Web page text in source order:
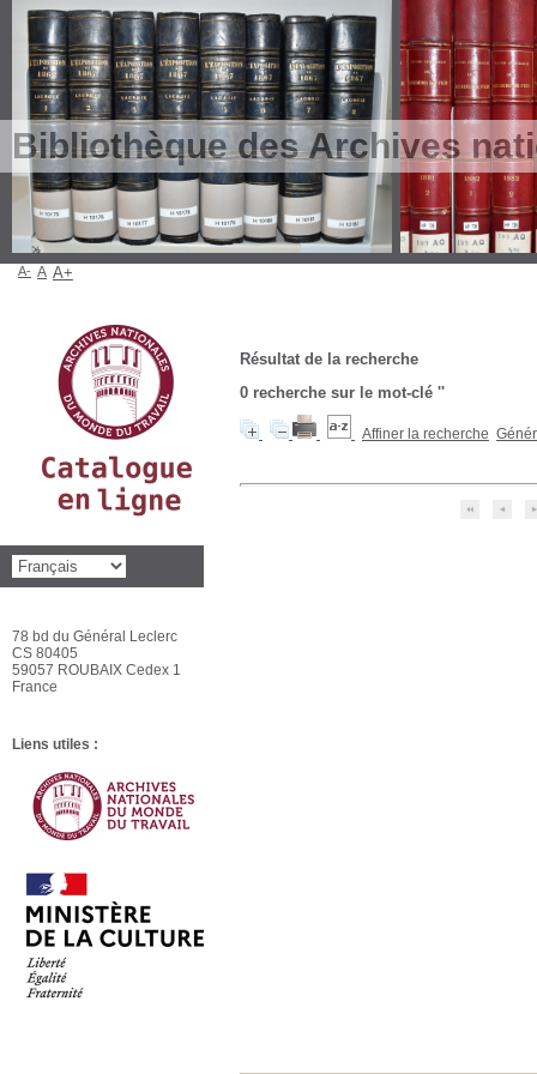
Bibliothèque des Archives
Résultat de la recherche
0 recherche sur le mot-clé ''
Affiner la recherche
A- A A+
78 bd du Général Leclerc
CS 80405
59057 ROUBAIX Cedex 1
France
Liens utiles :